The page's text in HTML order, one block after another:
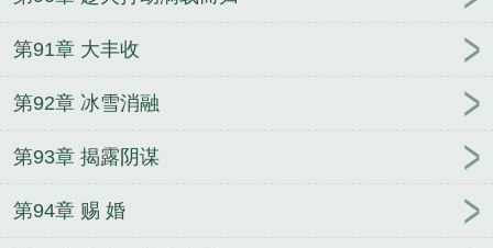
第91章 大丰收
第92章 冰雪消融
第93章 揭露阴谋
第94章 赐 婚